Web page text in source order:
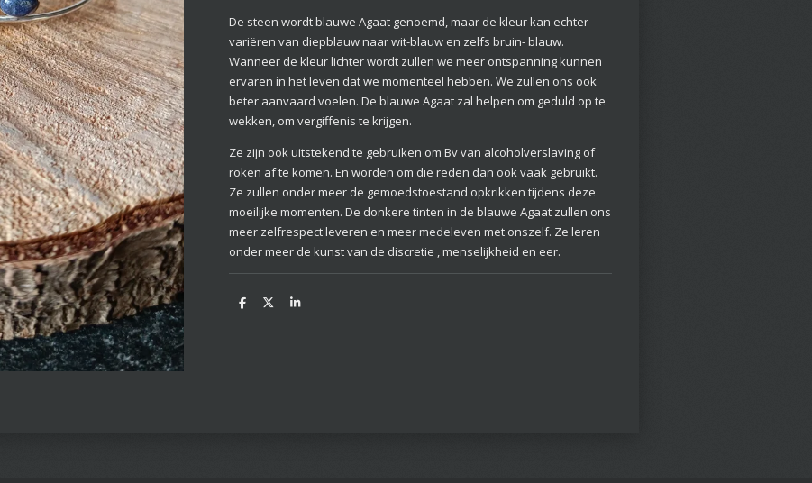
De steen wordt blauwe Agaat genoemd, maar de kleur kan echter
variëren van diepblauw naar wit-blauw en zelfs bruin- blauw.
Wanneer de kleur lichter wordt zullen we meer ontspanning kunnen
ervaren in het leven dat we momenteel hebben. We zullen ons ook
beter aanvaard voelen. De blauwe Agaat zal helpen om geduld op te
wekken, om vergiffenis te krijgen.
Ze zijn ook uitstekend te gebruiken om Bv van alcoholverslaving of
roken af te komen. En worden om die reden dan ook vaak gebruikt.
Ze zullen onder meer de gemoedstoestand opkrikken tijdens deze
moeilijke momenten. De donkere tinten in de blauwe Agaat zullen ons
meer zelfrespect leveren en meer medeleven met onszelf. Ze leren
onder meer de kunst van de discretie , menselijkheid en eer.
D
D
S